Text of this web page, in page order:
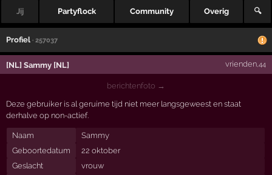
Jij Partyflock Community Overig 🔍
Profiel · 257037
[NL] Sammy [NL] vrienden,44
berichtenfoto →
Deze gebruiker is al geruime tijd niet meer langsgeweest en staat
derhalve op non-actief.
Naam
Sammy
Geboortedatum
22 oktober
Geslacht
vrouw